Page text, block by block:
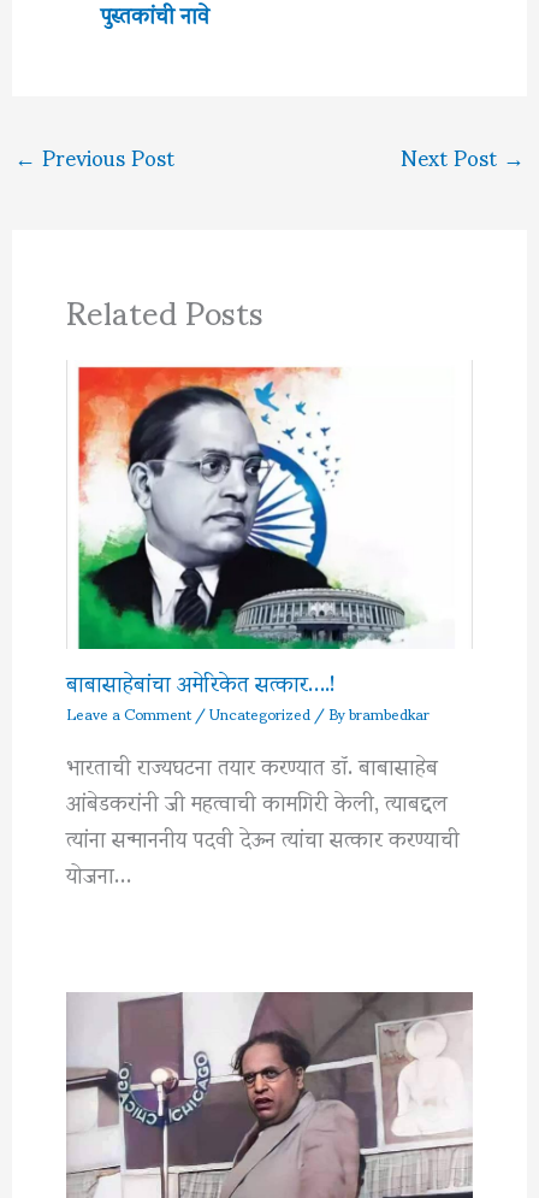
←Previous Post Next Post→
Related Posts
बाबासाहेबांचा अमेरिकेत सत्कार….!
Leave a Comment/Uncategorized/ Bybrambedkar
भारताची राज्यघटना तयार करण्यात डॉ. बाबासाहेब
आंबेडकरांनी जी महत्वाची कामगिरी केली, त्याबद्दल
त्यांना सन्माननीय पदवी देऊन त्यांचा सत्कार करण्याची
योजना…